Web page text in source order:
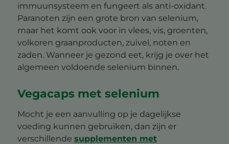
immuunsysteem en fungeert als anti-oxidant.
Paranoten zijn een grote bron van selenium,
maar het komt ook voor in vlees, vis, groenten,
volkoren graanproducten, zuivel, noten en
zaden. Wanneer je gezond eet, krijg je over het
algemeen voldoende selenium binnen.
Vegacaps met selenium
Mocht je een aanvulling op je dagelijkse
voeding kunnen gebruiken, dan zijn er
verschillende supplementen met